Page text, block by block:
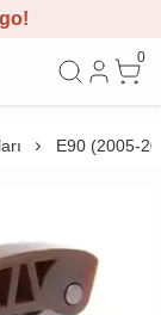
0
E90 (2005-